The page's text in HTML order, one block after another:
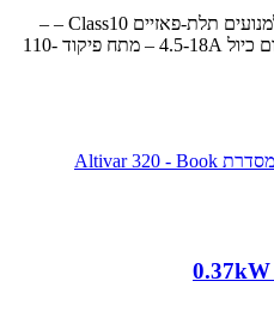
יחידות הגנה אלקטרונית מתקדמת למנועים תלת-פאזיים Class10 – –
סדרתTeSys U – עד 7.5KW – תחום כיול 4.5-18A – מתח פיקוד 110-